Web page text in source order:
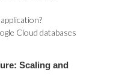
Cloud databases
Scaling and